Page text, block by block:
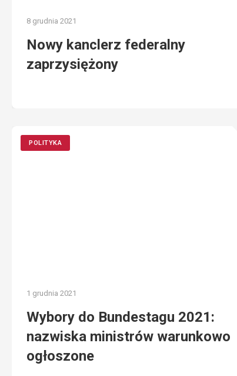
8 grudnia 2021
Nowy kanclerz federalny
zaprzysiężony
POLITYKA
1 grudnia 2021
Wybory do Bundestagu 2021:
nazwiska ministrów warunkowo
ogłoszone